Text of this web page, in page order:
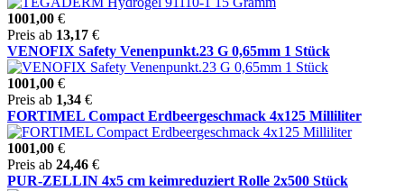
1001,00 €
Preis ab 13,17 €
VENOFIX Safety Venenpunkt.23 G 0,65mm 1 Stück
1001,00 €
Preis ab 1,34 €
FORTIMEL Compact Erdbeergeschmack 4x125 Milliliter
1001,00 €
Preis ab 24,46 €
PUR-ZELLIN 4x5 cm keimreduziert Rolle 2x500 Stück